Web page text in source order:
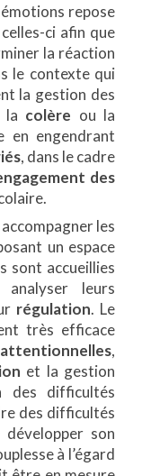
repose
ci afin que
la réaction
le contexte qui
la gestion des
la colère ou la
en engendrant
, dans le cadre
des
les
un espace
sont accueillies
leurs
régulation. Le
très efficace
attentionnelles,
et la gestion
des difficultés
des difficultés
son
à l’égard